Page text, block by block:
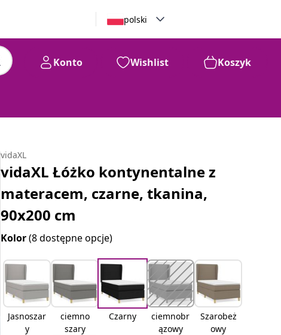
polski
Konto Wishlist Koszyk
vidaXL
vidaXL Łóżko kontynentalne z
materacem, czarne, tkanina,
90x200 cm
Kolor(8 dostępne opcje)
Jasnoszar
y
ciemno
szary
Czarny
ciemnobr
ązowy
Szarobeż
owy